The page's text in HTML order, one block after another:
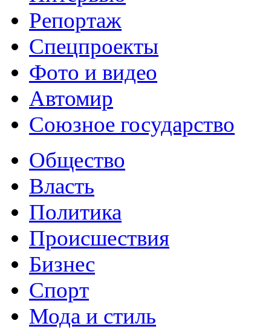
Репортаж
Спецпроекты
Фото и видео
Автомир
Союзное государство
Общество
Власть
Политика
Происшествия
Бизнес
Спорт
Мода и стиль